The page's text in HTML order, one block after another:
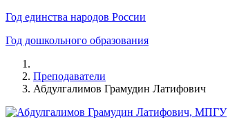
Год единства народов России
Год дошкольного образования
Преподаватели
Абдулгалимов Грамудин Латифович